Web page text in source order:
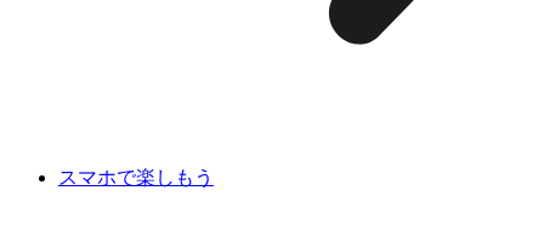
スマホで楽しもう